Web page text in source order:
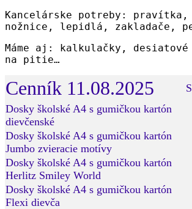
Kancelárske potreby:
nožnice, lepidlá, zakladače,
Máme aj: kalkulačky,
na pitie…
Cenník 11.08.2025
Dosky školské A4 s gumičkou kartón
dievčenské
Dosky školské A4 s gumičkou kartón
Jumbo zvieracie motívy
Dosky školské A4 s gumičkou kartón
Herlitz Smiley World
Dosky školské A4 s gumičkou kartón
Flexi dievča